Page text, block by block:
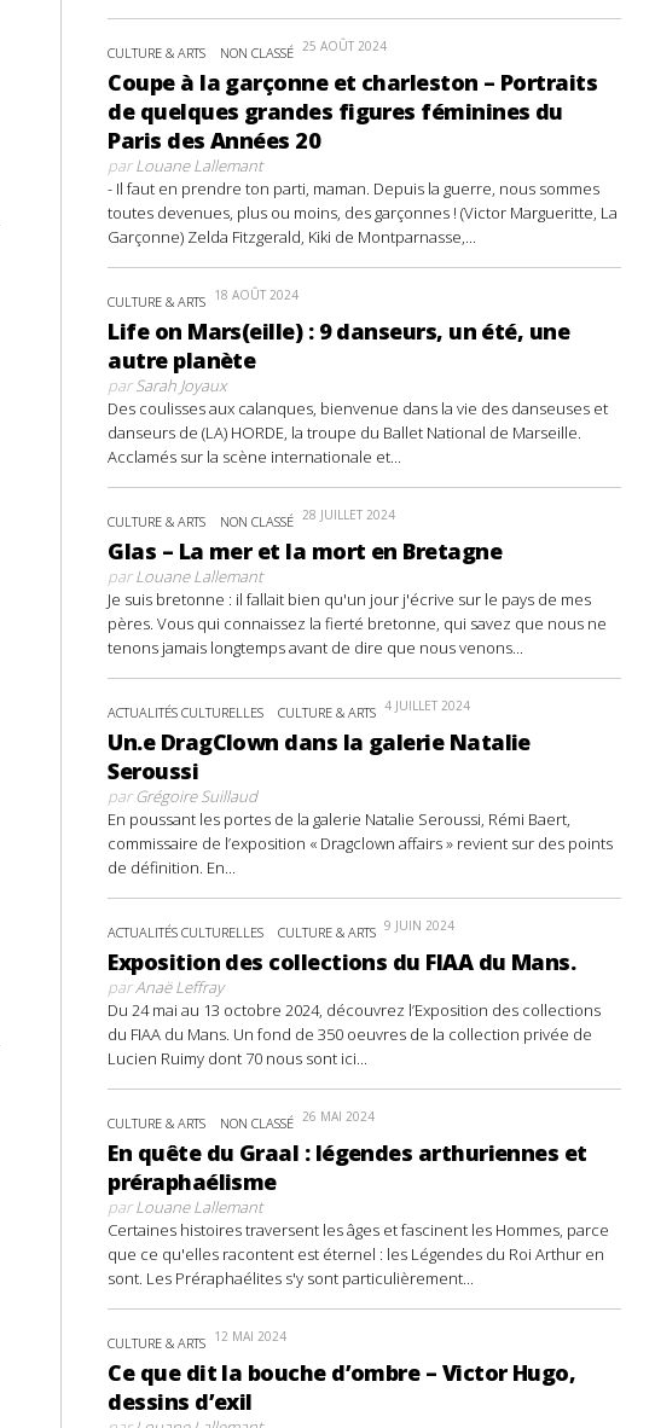
CULTURE & ARTS NON CLASSÉ 25 AOÛT 2024
Coupe à la garçonne et charleston – Portraits
de quelques grandes figures féminines du
Paris des Années 20
parLouane Lallemant
- Il faut en prendre ton parti, maman. Depuis la guerre, nous sommes
toutes devenues, plus ou moins, des garçonnes ! (Victor Margueritte, La
Garçonne) Zelda Fitzgerald, Kiki de Montparnasse,...
CULTURE & ARTS 18 AOÛT 2024
Life on Mars(eille) : 9 danseurs, un été, une
autre planète
parSarah Joyaux
Des coulisses aux calanques, bienvenue dans la vie des danseuses et
danseurs de (LA) HORDE, la troupe du Ballet National de Marseille.
Acclamés sur la scène internationale et...
CULTURE & ARTS NON CLASSÉ 28 JUILLET 2024
Glas – La mer et la mort en Bretagne
parLouane Lallemant
Je suis bretonne : il fallait bien qu'un jour j'écrive sur le pays de mes
pères. Vous qui connaissez la fierté bretonne, qui savez que nous ne
tenons jamais longtemps avant de dire que nous venons...
ACTUALITÉS CULTURELLES CULTURE & ARTS 4 JUILLET 2024
Un.e DragClown dans la galerie Natalie
Seroussi
parGrégoire Suillaud
En poussant les portes de la galerie Natalie Seroussi, Rémi Baert,
commissaire de l’exposition « Dragclown affairs » revient sur des points
de définition. En...
ACTUALITÉS CULTURELLES CULTURE & ARTS 9 JUIN 2024
Exposition des collections du FIAA du Mans.
parAnaë Leffray
Du 24 mai au 13 octobre 2024, découvrez l’Exposition des collections
du FIAA du Mans. Un fond de 350 oeuvres de la collection privée de
Lucien Ruimy dont 70 nous sont ici...
CULTURE & ARTS NON CLASSÉ 26 MAI 2024
En quête du Graal : légendes arthuriennes et
préraphaélisme
parLouane Lallemant
Certaines histoires traversent les âges et fascinent les Hommes, parce
que ce qu'elles racontent est éternel : les Légendes du Roi Arthur en
sont. Les Préraphaélites s'y sont particulièrement...
CULTURE & ARTS 12 MAI 2024
Ce que dit la bouche d’ombre – Victor Hugo,
dessins d’exil